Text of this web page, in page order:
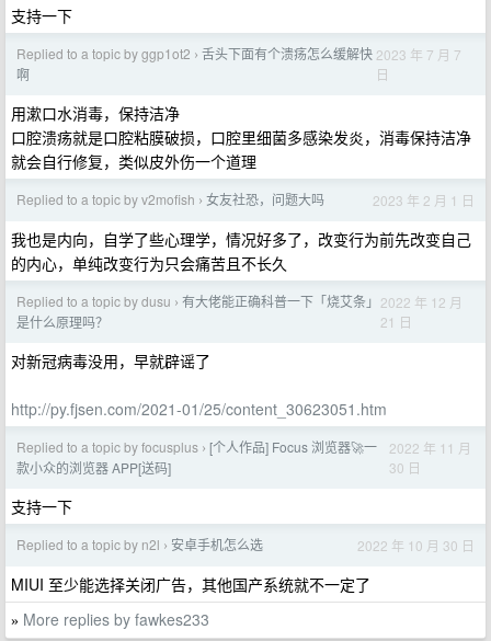
支持一下
Replied to a topic by ggp1ot2 › 舌头下面有个溃疡怎么缓解快
啊
2023 年 7 月 7
日
用漱口水消毒，保持洁净
口腔溃疡就是口腔粘膜破损，口腔里细菌多感染发炎，消毒保持洁净
就会自行修复，类似皮外伤一个道理
Replied to a topic by v2mofish › 女友社恐，问题大吗 2023 年 2 月 1 日
我也是内向，自学了些心理学，情况好多了，改变行为前先改变自己
的内心，单纯改变行为只会痛苦且不长久
Replied to a topic by dusu › 有大佬能正确科普一下「烧艾条」
是什么原理吗？
2022 年 12 月
21 日
对新冠病毒没用，早就辟谣了
http://py.fjsen.com/2021-01/25/content_30623051.htm
Replied to a topic by focusplus › [个人作品] Focus 浏览器🚀一
款小众的浏览器 APP[送码]
2022 年 11 月
30 日
支持一下
Replied to a topic by n2l › 安卓手机怎么选 2022 年 10 月 30 日
MIUI 至少能选择关闭广告，其他国产系统就不一定了
» More replies by fawkes233